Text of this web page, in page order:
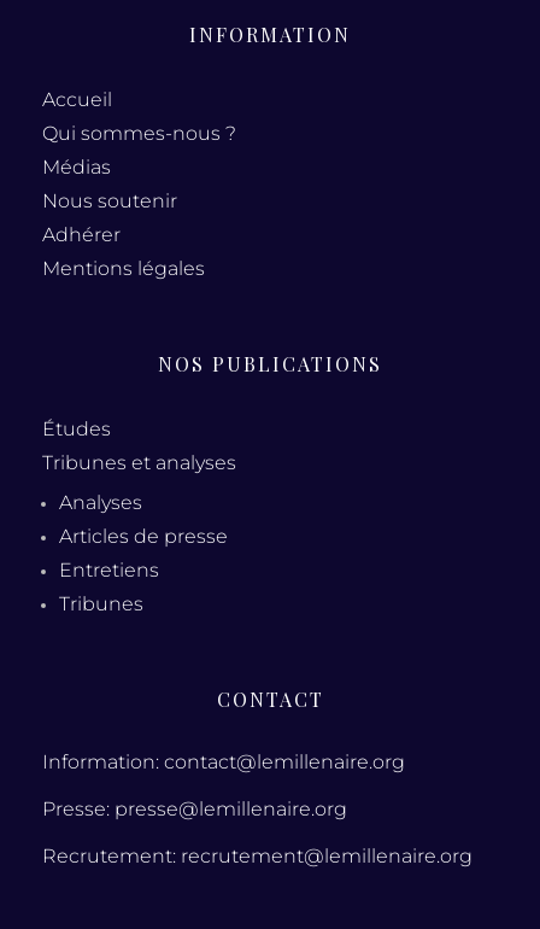
INFORMATION
Accueil
Qui sommes-nous ?
Médias
Nous soutenir
Adhérer
Mentions légales
NOS PUBLICATIONS
Études
Tribunes et analyses
Analyses
Articles de presse
Entretiens
Tribunes
CONTACT
Information: contact@lemillenaire.org
Presse: presse@lemillenaire.org
Recrutement: recrutement@lemillenaire.org